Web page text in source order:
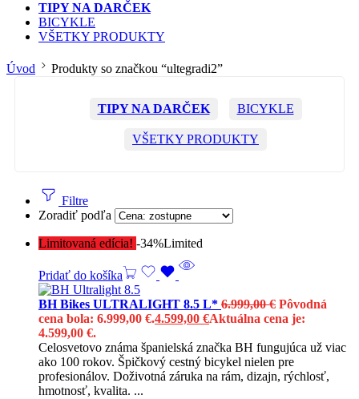
TIPY NA DARČEK
BICYKLE
VŠETKY PRODUKTY
Úvod Produkty so značkou “ultegradi2”
TIPY NA DARČEK BICYKLE
VŠETKY PRODUKTY
Filtre
Zoradiť podľa
Limitovaná edícia! -34%Limited
Pridať do košíka
BH Bikes ULTRALIGHT 8.5 L* 6.999,00€ Pôvodná
cena bola: 6.999,00 €.4.599,00 €Aktuálna cena je:
4.599,00 €.
Celosvetovo známa španielská značka BH fungujúca už viac
ako 100 rokov. Špičkový cestný bicykel nielen pre
profesionálov. Doživotná záruka na rám, dizajn, rýchlosť,
hmotnosť, kvalita. ...